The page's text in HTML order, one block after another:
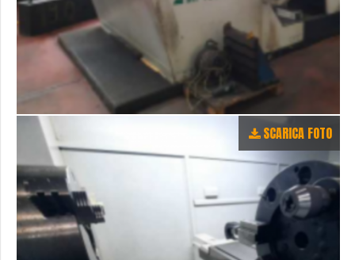
SCARICA FOTO